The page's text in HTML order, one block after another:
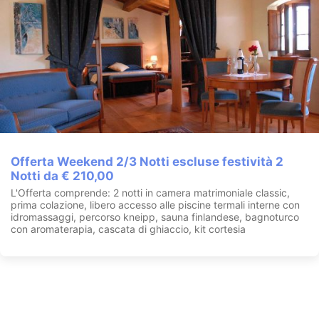
Offerta Weekend 2/3 Notti escluse festività 2
Notti da € 210,00
L'Offerta comprende: 2 notti in camera matrimoniale classic,
prima colazione, libero accesso alle piscine termali interne con
idromassaggi, percorso kneipp, sauna finlandese, bagnoturco
con aromaterapia, cascata di ghiaccio, kit cortesia